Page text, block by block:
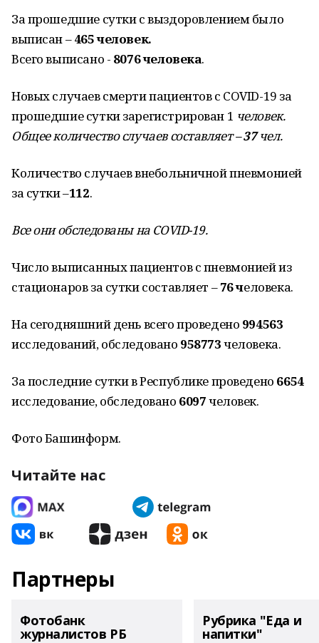
За прошедшие сутки с выздоровлением было
выписан –465 человек.
Всего выписано - 8076 человека.
Новых случаев смерти пациентов с COVID-19 за
прошедшие сутки зарегистрирован 1 человек.
Общее количество случаев составляет –37чел.
Количество случаев внебольничной пневмонией
за сутки –112.
Все они обследованы на COVID-19.
Число выписанных пациентов с пневмонией из
стационаров за сутки составляет –76 человека.
На сегодняшний день всего проведено 994563
исследований, обследовано 958773человека.
За последние сутки в Республике проведено 6654
исследование, обследовано 6097человек.
Фото Башинформ.
Читайте нас
Партнеры
Фотобанк
журналистов РБ
Рубрика "Еда и
напитки"